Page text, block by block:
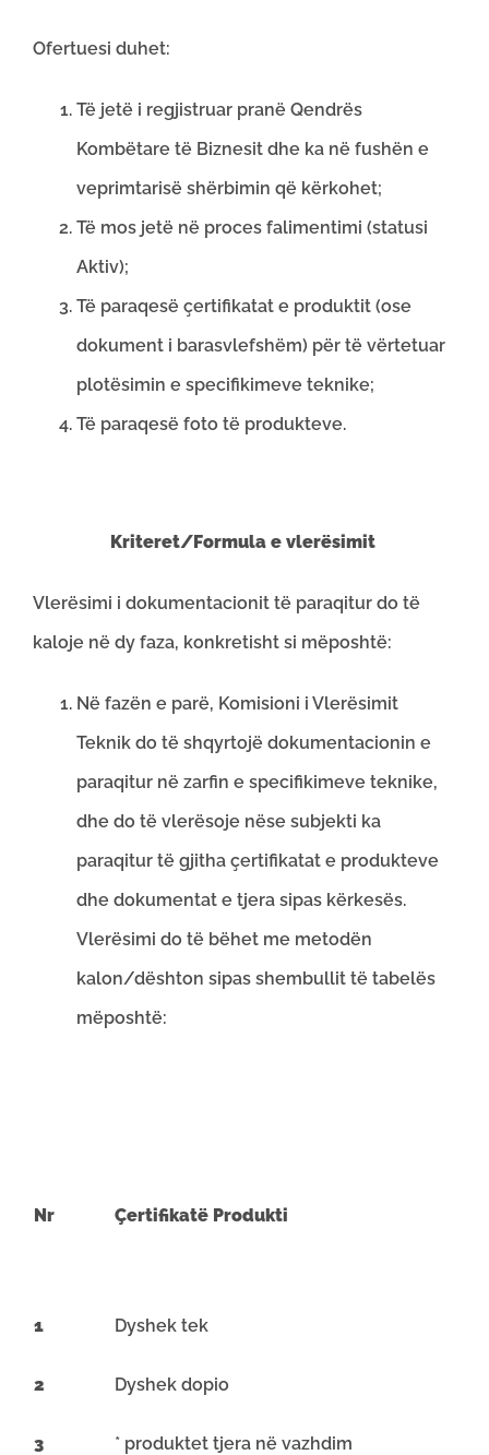
Ofertuesi duhet:
Të jetë i regjistruar pranë Qendrës
Kombëtare të Biznesit dhe ka në fushën e
veprimtarisë shërbimin që kërkohet;
Të mos jetë në proces falimentimi (statusi
Aktiv);
Të paraqesë çertifikatat e produktit (ose
dokument i barasvlefshëm) për të vërtetuar
plotësimin e specifikimeve teknike;
Të paraqesë foto të produkteve.
Kriteret/Formula e vlerësimit
Vlerësimi i dokumentacionit të paraqitur do të
kaloje në dy faza, konkretisht si mëposhtë:
Në fazën e parë, Komisioni i Vlerësimit
Teknik do të shqyrtojë dokumentacionin e
paraqitur në zarfin e specifikimeve teknike,
dhe do të vlerësoje nëse subjekti ka
paraqitur të gjitha çertifikatat e produkteve
dhe dokumentat e tjera sipas kërkesës.
Vlerësimi do të bëhet me metodën
kalon/dështon sipas shembullit të tabelës
mëposhtë:
Nr Çertifikatë Produkti
1 Dyshek tek
2 Dyshek dopio
3 * produktet tjera në vazhdim